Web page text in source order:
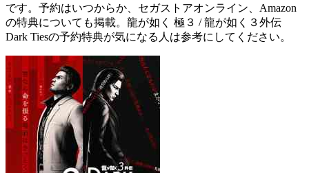
です。予約はいつからか、セガストアオンライン、Amazon
の特典についても掲載。龍が如く 極３ / 龍が如く３外伝
Dark Tiesの予約特典が気になる人は参考にしてください。